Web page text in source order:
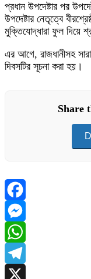
প্রধান উপদেষ্টার পর
উপদেষ্টার নেতৃত্বে
মুক্তিযোদ্ধারা ফুল দিয়ে
এর আগে, রাজধানীসহ
দিবসটির সূচনা করা হয়।
Share
Facebook
Messenger
WhatsApp
Telegram